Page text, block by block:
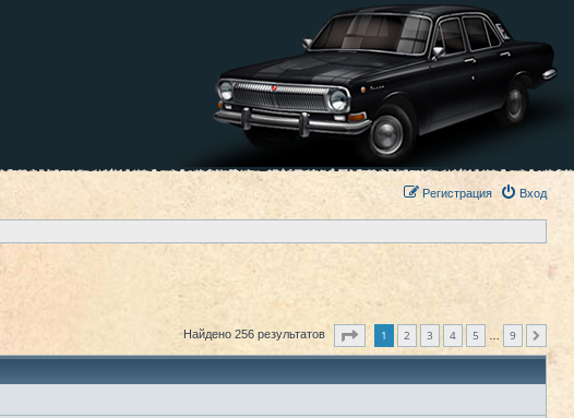
Вход
Регистрация
Найдено 256 результатов Страница из9
1 2 3 4 5 9